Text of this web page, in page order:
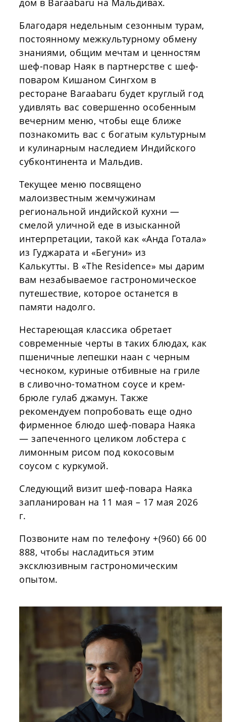
дом в Baraabaru на Мальдивах.
Благодаря недельным сезонным турам,
постоянному межкультурному обмену
знаниями, общим мечтам и ценностям
шеф-повар Наяк в партнерстве с шеф-
поваром Кишаном Сингхом в
ресторане Baraabaru будет круглый год
удивлять вас совершенно особенным
вечерним меню, чтобы еще ближе
познакомить вас с богатым культурным
и кулинарным наследием Индийского
субконтинента и Мальдив.
Текущее меню посвящено
малоизвестным жемчужинам
региональной индийской кухни —
смелой уличной еде в изысканной
интерпретации, такой как «Анда Готала»
из Гуджарата и «Бегуни» из
Калькутты. В «The Residence» мы дарим
вам незабываемое гастрономическое
путешествие, которое останется в
памяти надолго.
Нестареющая классика обретает
современные черты в таких блюдах, как
пшеничные лепешки наан с черным
чесноком, куриные отбивные на гриле
в сливочно-томатном соусе и крем-
брюле гулаб джамун. Также
рекомендуем попробовать еще одно
фирменное блюдо шеф-повара Наяка
— запеченного целиком лобстера с
лимонным рисом под кокосовым
соусом с куркумой.
Следующий визит шеф-повара Наяка
запланирован на 11 мая – 17 мая 2026
г.
Позвоните нам по телефону +(960) 66 00
888, чтобы насладиться этим
эксклюзивным гастрономическим
опытом.